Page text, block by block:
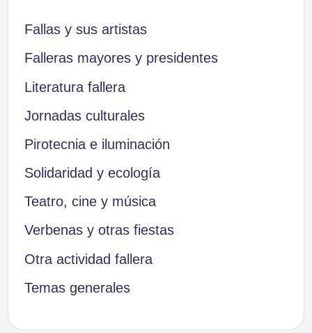
Fallas y sus artistas
Falleras mayores y presidentes
Literatura fallera
Jornadas culturales
Pirotecnia e iluminación
Solidaridad y ecología
Teatro, cine y música
Verbenas y otras fiestas
Otra actividad fallera
Temas generales